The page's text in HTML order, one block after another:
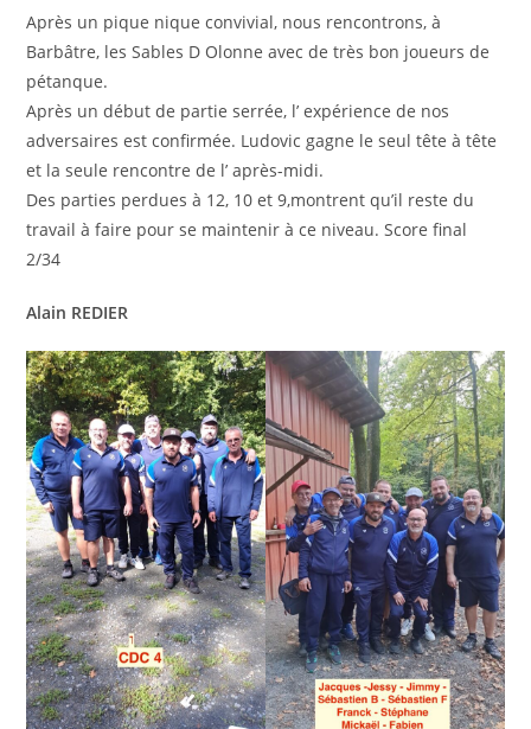
Après un pique nique convivial, nous rencontrons, à
Barbâtre, les Sables D Olonne avec de très bon joueurs de
pétanque.
Après un début de partie serrée, l’ expérience de nos
adversaires est confirmée. Ludovic gagne le seul tête à tête
et la seule rencontre de l’ après-midi.
Des parties perdues à 12, 10 et 9,montrent qu’il reste du
travail à faire pour se maintenir à ce niveau. Score final
2/34
Alain REDIER